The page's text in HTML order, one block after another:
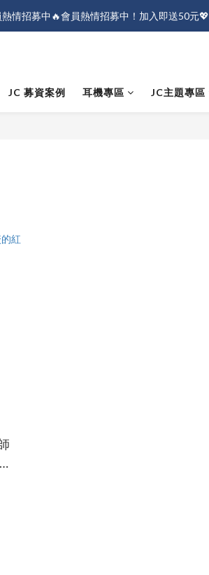
熱情招募中🔥會員熱情招募中！加入即送50元💖
熱情招募中🔥會員熱情招募中！加入即送50元💖
JC 募資案例 耳機專區 JC主題專區